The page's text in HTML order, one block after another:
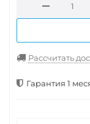
Рассчитать
Гарантия 1